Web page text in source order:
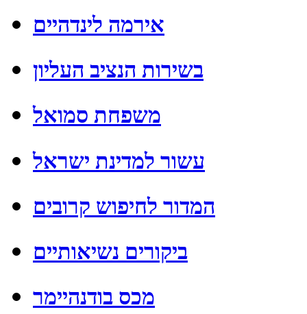
אירמה לינדהיים
בשירות הנציב העליון
משפחת סמואל
עשור למדינת ישראל
המדור לחיפוש קרובים
ביקורים נשיאותיים
מכס בודנהיימר